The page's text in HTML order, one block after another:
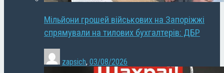
Мільйони грошей військових на Запоріжжі
спрямували на тилових бухгалтерів: ДБР
zapsich, 03/08/2026